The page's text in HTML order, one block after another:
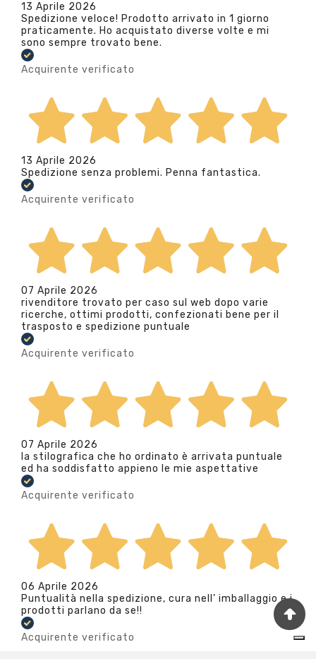
13 Aprile 2026
Spedizione veloce! Prodotto arrivato in 1 giorno
praticamente. Ho acquistato diverse volte e mi
sono sempre trovato bene.
Acquirente verificato
13 Aprile 2026
Spedizione senza problemi. Penna fantastica.
Acquirente verificato
07 Aprile 2026
rivenditore trovato per caso sul web dopo varie
ricerche, ottimi prodotti, confezionati bene per il
trasposto e spedizione puntuale
Acquirente verificato
07 Aprile 2026
la stilografica che ho ordinato è arrivata puntuale
ed ha soddisfatto appieno le mie aspettative
Acquirente verificato
06 Aprile 2026
Puntualità nella spedizione, cura nell’ imballaggio e i
prodotti parlano da se!!
Acquirente verificato